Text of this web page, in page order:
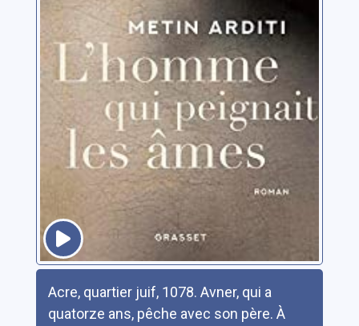
Acre, quartier juif, 1078. Avner, qui a
quatorze ans, pêche avec son père. À